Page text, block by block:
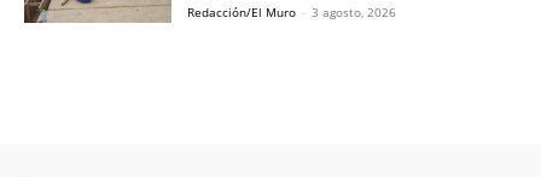
Redacción/El Muro - 3 agosto, 2026